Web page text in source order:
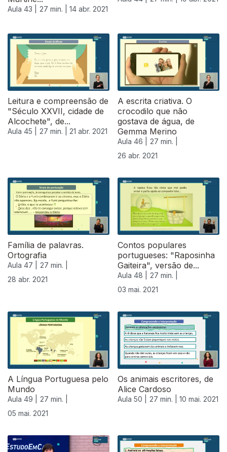
Aula 43 | 27 min. | 14 abr. 2021
Leitura e compreensão de
"Século XXVII, cidade de
Alcochete", de...
Aula 45 | 27 min. | 21 abr. 2021
A escrita criativa. O
crocodilo que não
gostava de água, de
Gemma Merino
Aula 46 |
27 min. |
26 abr. 2021
Família de palavras.
Ortografia
Aula 47 |
27 min. |
28 abr. 2021
Contos populares
portugueses: "Raposinha
Gaiteira", versão de...
Aula 48 |
27 min. |
03 mai. 2021
541241
A Língua Portuguesa pelo
Mundo
Aula 49 |
27 min. |
05 mai. 2021
Os animais escritores, de
Alice Cardoso
Aula 50 | 27 min. | 10 mai. 2021